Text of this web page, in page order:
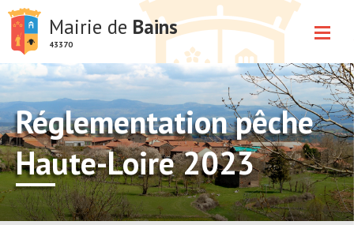
Mairie de Bains
43370
Réglementation pêche
Haute-Loire 2023